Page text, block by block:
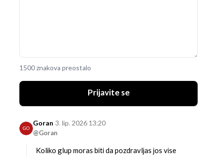
1500 znakova preostalo
Prijavite se
GO
Goran
@Goran
3. lip. 2026 13:20
Koliko glup moras biti da pozdravljas jos vise